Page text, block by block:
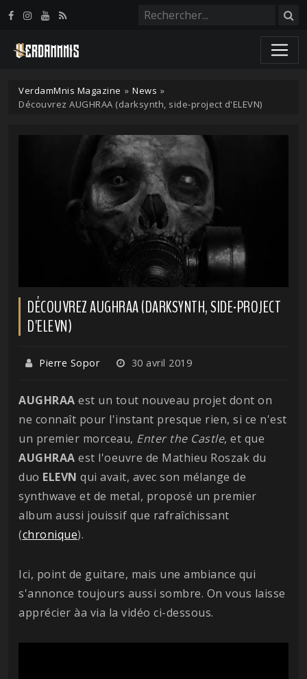
VerdamMnis Magazine » News »
Découvrez AUGHRAA (darksynth, side-project d'ELEVN)
DÉCOUVREZ AUGHRAA (DARKSYNTH, SIDE-PROJECT
D'ELEVN)
Pierre Sopor 30 avril 2019
AUGHRAA est un tout nouveau projet dont on
ne connaît pour l'instant presque rien, si ce n'est
un premier morceau, Enter the Castle, et que
AUGHRAA est l'oeuvre de Mathieu Roszak du
duo ELEVN qui avait, avec son mélange de
synthwave et de metal, proposé un premier
album aussi jouissif que rafraîchissant
(chronique).
Ici, point de guitare, mais une ambiance qui
s'annonce toujours aussi sombre. On vous laisse
apprécier àa via la vidéo ci-dessous.
Panneau de gestion des cookies